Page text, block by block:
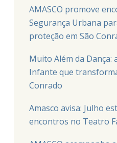
AMASCO promove
Segurança Urbana
proteção em São
Muito Além da Dança:
Infante que
Conrado
Amasco avisa: Julho
encontros no Teatro